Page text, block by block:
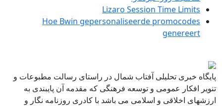
Lizaro Session Time Limits
Hoe Bwin gepersonaliseerde promocodes
genereert
پایگاه خبری تحلیلی آفتاب شمال در راستای رسالت مطبوعات و
تنویر افکار عمومی و توسعه فرهنگی که مقدمه آن پایبندی به
ارزشهای اخلاقی و اسلامی می باشد با کادری روزنامه نگار و